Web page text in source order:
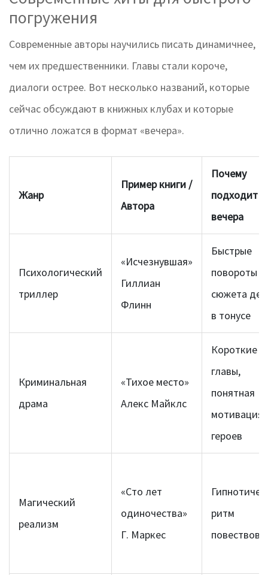
погружения
Современные авторы научились писать динамичнее,
чем их предшественники. Главы стали короче,
диалоги острее. Вот несколько названий, которые
сейчас обсуждают в книжных клубах и которые
отлично ложатся в формат «вечера».
Жанр
Пример книги /
Автора
Почему
подходит
вечера
Психологический
триллер
«Исчезнувшая»
Гиллиан
Флинн
Быстрые
повороты
сюжета
в тонусе
Криминальная
драма
«Тихое место»
Алекс Майклс
Короткие
главы,
понятная
мотивация
героев
Магический
реализм
«Сто лет
одиночества»
Г. Маркес
ритм